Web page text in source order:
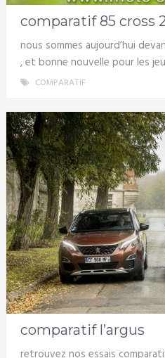
comparatif 85 cross
nous sommes aujourd’hui
, et bonne nouvelle pour les
COMPARATIF
comparatif l’argus